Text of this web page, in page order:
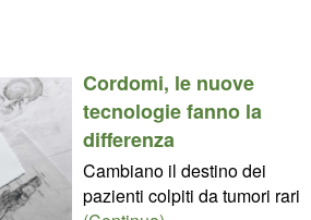
Cordomi, le nuove
tecnologie fanno la
differenza
Cambiano il destino dei
pazienti colpiti da tumori rari